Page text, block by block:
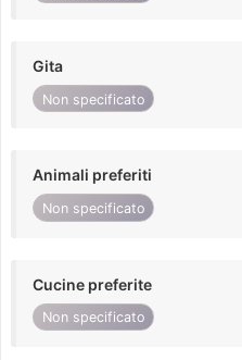
Gita
Non specificato
Animali preferiti
Non specificato
Cucine preferite
Non specificato